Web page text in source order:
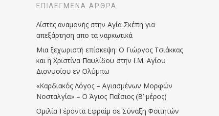
ΕΠΙΛΕΓΜΈΝΑ ΆΡΘΡΑ
Λίστες αναμονής στην Αγία Σκέπη για
απεξάρτηση απο τα ναρκωτικά
Μια ξεχωριστή επίσκεψη: Ο Γιώργος Τσιάκκας
και η Χριστίνα Παυλίδου στην Ι.Μ. Αγίου
Διονυσίου εν Ολύμπω
«Καρδιακός Λόγος – Αγιασμένων Μορφών
Νοσταλγία» – Ο Άγιος Παΐσιος (Β’ μέρος)
Ομιλία Γέροντα Εφραίμ σε Σύναξη Φοιτητών